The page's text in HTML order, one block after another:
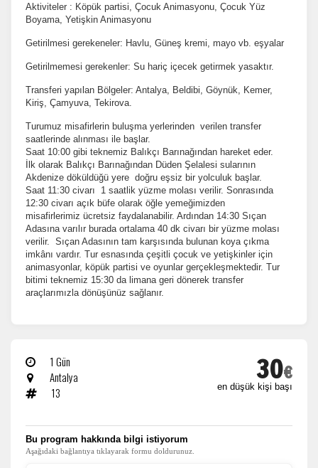
Çerez tercihlerinizibelirleyin.
Daha fazla bilgi içinKVKK bilgilendirmemizi
Aktiviteler : Köpük partisi, Çocuk Animasyonu, Çocuk Yüz
Boyama, Yetişkin Animasyonu
Getirilmesi gerekeneler: Havlu, Güneş kremi, mayo vb. eşyalar
Getirilmemesi gerekenler: Su hariç içecek getirmek yasaktır.
Transferi yapılan Bölgeler: Antalya, Beldibi, Göynük, Kemer,
Kiriş, Çamyuva, Tekirova.
Turumuz misafirlerin buluşma yerlerinden verilen transfer
saatlerinde alınması ile başlar.
Saat 10:00 gibi teknemiz Balıkçı Barınağından hareket eder.
İlk olarak Balıkçı Barınağından Düden Şelalesi sularının
Akdenize döküldüğü yere doğru eşsiz bir yolculuk başlar.
Saat 11:30 civarı 1 saatlik yüzme molası verilir. Sonrasında
12:30 civarı açık büfe olarak öğle yemeğimizden
misafirlerimiz ücretsiz faydalanabilir. Ardından 14:30 Sıçan
Adasına varılır burada ortalama 40 dk civarı bir yüzme molası
verilir. Sıçan Adasının tam karşısında bulunan koya çıkma
imkânı vardır. Tur esnasında çeşitli çocuk ve yetişkinler için
animasyonlar, köpük partisi ve oyunlar gerçekleşmektedir. Tur
bitimi teknemiz 15:30 da limana geri dönerek transfer
araçlarımızla dönüşünüz sağlanır.
1 Gün
Antalya
13
30€
en düşük kişi başı
​Bu program hakkında bilgi istiyorum
Aşağıdaki bağlantıya tıklayarak formu doldurunuz.